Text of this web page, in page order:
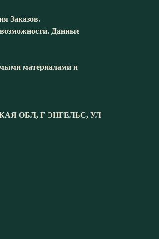
Заказов.
возможности. Данные
материалами и
ОБЛ, Г ЭНГЕЛЬС, УЛ